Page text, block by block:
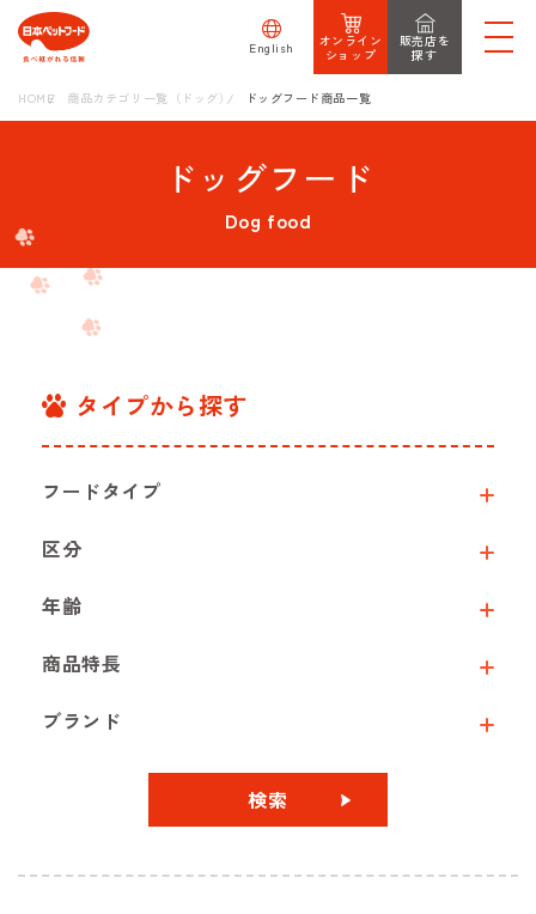
English
オンライン
ショップ
販売店を
探す
HOME 商品カテゴリ一覧（ドッグ） ドッグフード商品一覧
ドッグフード
Dog food
タイプから探す
フードタイプ
区分
年齢
商品特長
ブランド
検索